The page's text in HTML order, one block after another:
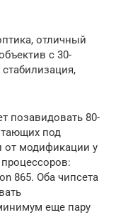
отличный
с 30-
позавидовать 80-
под
от модификации у
865. Оба чипсета
еще пару